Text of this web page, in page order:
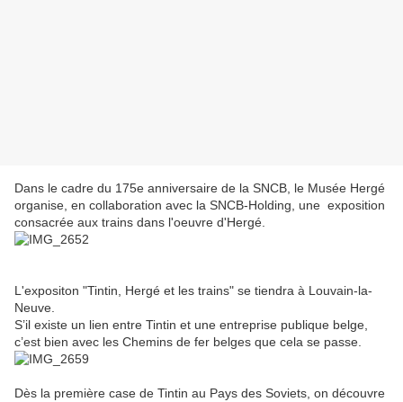
Dans le cadre du 175e anniversaire de la SNCB, le Musée Hergé
organise, en collaboration avec la SNCB-Holding, une exposition
consacrée aux trains dans l'oeuvre d'Hergé.
L'expositon "Tintin, Hergé et les trains" se tiendra à Louvain-la-
Neuve.
S’il existe un lien entre Tintin et une entreprise publique belge,
c’est bien avec les Chemins de fer belges que cela se passe.
Dès la première case de Tintin au Pays des Soviets, on découvre